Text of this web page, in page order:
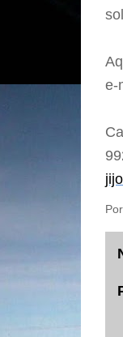
e-
Por